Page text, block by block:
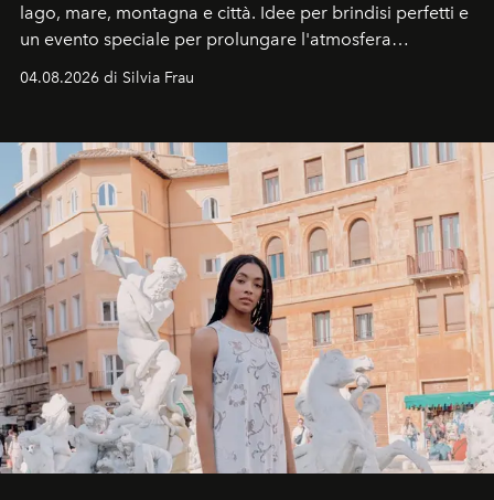
lago, mare, montagna e città. Idee per brindisi perfetti e
un evento speciale per prolungare l'atmosfera
04.08.2026 di Silvia Frau